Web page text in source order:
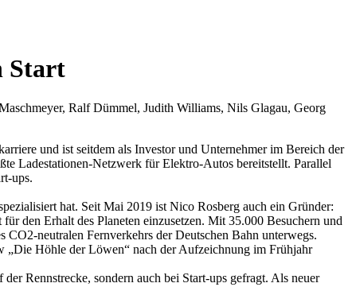
Start
Ralf Dümmel, Judith Williams, Nils Glagau, Georg
und ist seitdem als Investor und Unternehmer im Bereich der
Ladestationen-Netzwerk für Elektro-Autos bereitstellt. Parallel
ups.
hat. Seit Mai 2019 ist Nico Rosberg auch ein Gründer:
den Erhalt des Planeten einzusetzen. Mit 35.000 Besuchern und
neutralen Fernverkehrs der Deutschen Bahn unterwegs.
„Die Höhle der Löwen“ nach der Aufzeichnung im Frühjahr
Rennstrecke, sondern auch bei Start-ups gefragt. Als neuer